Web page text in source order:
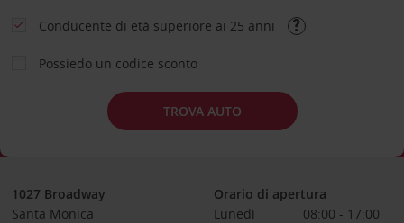
Conducente di età superiore ai 25 anni
Possiedo un codice sconto
TROVA AUTO
1027 Broadway
Santa Monica
Orario di apertura
Lunedì
08:00 - 17:00